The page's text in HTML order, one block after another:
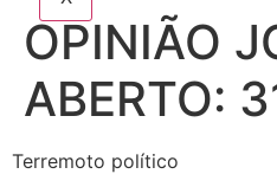
OPINIÃO
ABERTO:
Terremoto político